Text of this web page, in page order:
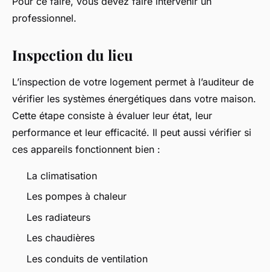
professionnel.
Inspection du lieu
L’inspection de votre logement permet à l’auditeur de
vérifier les systèmes énergétiques dans votre maison.
Cette étape consiste à évaluer leur état, leur
performance et leur efficacité. Il peut aussi vérifier si
ces appareils fonctionnent bien :
La climatisation
Les pompes à chaleur
Les radiateurs
Les chaudières
Les conduits de ventilation